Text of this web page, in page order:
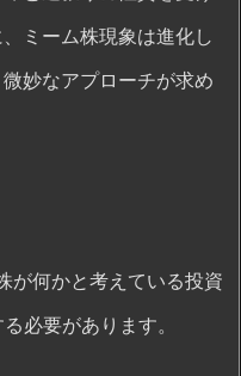
ミーム株現象は進化し
妙なアプローチが求め
が何かと考えている投資
必要があります。